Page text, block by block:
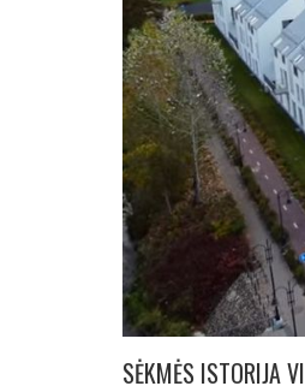
SĖKMĖS ISTORIJA